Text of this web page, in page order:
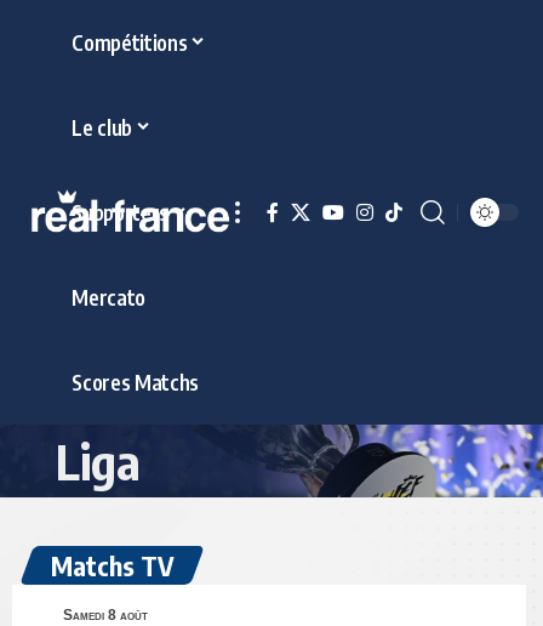
Compétitions
Le club
Supporters
Mercato
Scores Matchs
Liga
Matchs TV